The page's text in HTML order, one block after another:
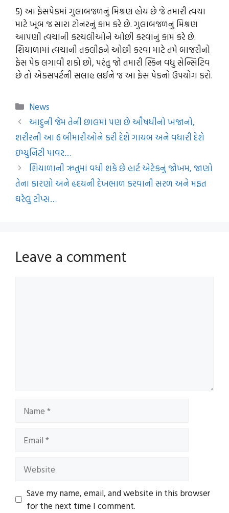
5) આ ફેસપેકમાં ગુલાબજળનું મિશ્રણ હોય છે જે તમારી ત્વચા
માટે ખૂબ જ સારા ટોનરનું કામ કરે છે. ગુલાબજળનુ મિશ્રણ
આપણી ત્વચાની કરચલીઓને ઓછી કરવાનું કામ કરે છે.
શિયાળામાં ત્વચાની તકલીફને ઓછી કરવા માટે તમે બાજરીનો
ફેસ પેક લગાવી શકો છો, પરંતુ જો તમારી સ્કિન વધુ સેન્સિટિવ
છે તો એક્સપર્ટની સલાહ લઈને જ આ ફેસ પેકનો ઉપયોગ કરો.
Categories
News
આદુની જેમ તેની છાલમાં પણ છે ઔષધીનો ખજાનો,
શરીરની આ 6 બીમારીઓને કરી દેશે ગાયબ અને વધારી દેશે
ઇમ્યુનિટી પાવર…
શિયાળાની ઋતુમાં વધી શકે છે હાર્ટ એટેકનું જોખમ, જાણો
તેના કારણો અને હૃદયની દેખભાળ કરવાની સરળ અને મફત
ઘરેલું ટીપ્સ…
Leave a comment
Name
Email
Website
Save my name, email, and website in this browser
for the next time I comment.